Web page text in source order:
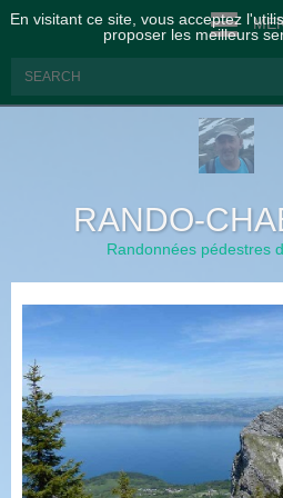
RANDO-
Randonnées pédestres
En visitant ce site, vous acceptez
proposer les meilleurs